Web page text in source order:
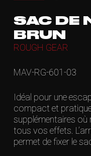
SAC DE
BRUN
ROUGH GEAR
MAV-RG-601-03
Idéal pour une
compact et
supplémentaires où
tous vos effets.
permet de fixer le